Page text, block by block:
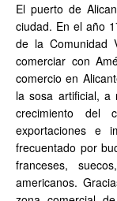
El puerto de
ciudad. En el año
de la Comunidad
comerciar con
comercio en
la sosa artificial, a
crecimiento del
exportaciones e
frecuentado por
franceses,
americanos.